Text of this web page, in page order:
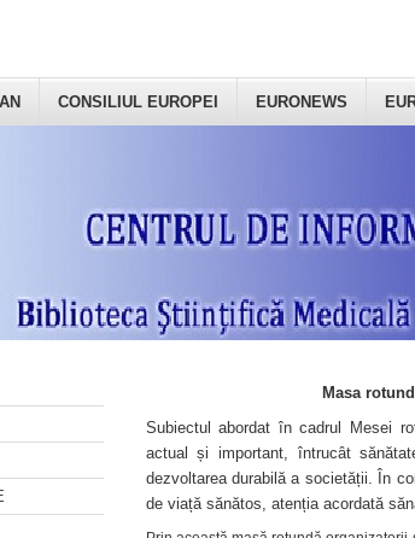
CONSILIUL EUROPEI EURONEWS
Masa
Subiectul abordat în cadrul Mesei
actual și important, întrucât
dezvoltarea durabilă a societății. În
de viață sănătos, atenția acordată